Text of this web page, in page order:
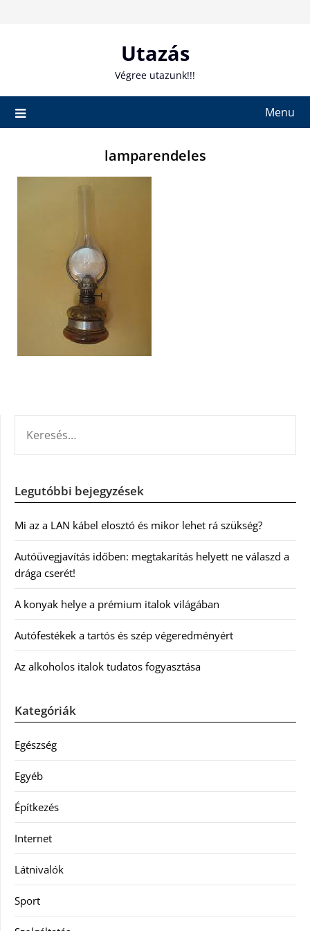
Utazás
Végree utazunk!!!
Menu
lamparendeles
Legutóbbi bejegyzések
Mi az a LAN kábel elosztó és mikor lehet rá szükség?
Autóüvegjavítás időben: megtakarítás helyett ne válaszd a
drága cserét!
A konyak helye a prémium italok világában
Autófestékek a tartós és szép végeredményért
Az alkoholos italok tudatos fogyasztása
Kategóriák
Egészség
Egyéb
Építkezés
Internet
Látnivalók
Sport